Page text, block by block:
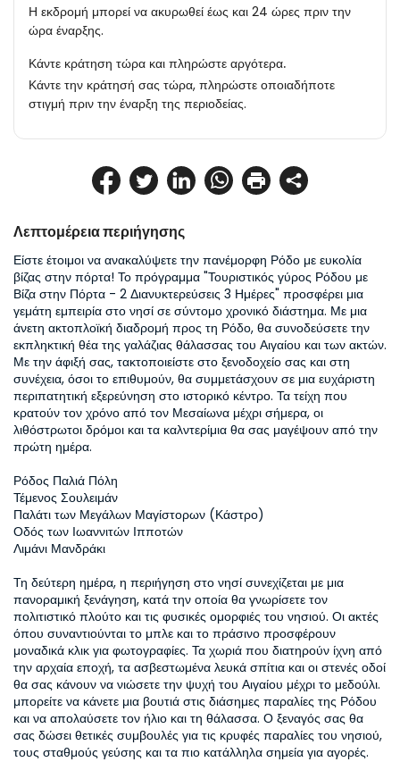
Λεπτομέρεια περιήγησης
Είστε έτοιμοι να ανακαλύψετε την πανέμορφη Ρόδο με ευκολία
βίζας στην πόρτα! Το πρόγραμμα "Τουριστικός γύρος Ρόδου με
Βίζα στην Πόρτα - 2 Διανυκτερεύσεις 3 Ημέρες" προσφέρει μια
γεμάτη εμπειρία στο νησί σε σύντομο χρονικό διάστημα. Με μια
άνετη ακτοπλοϊκή διαδρομή προς τη Ρόδο, θα συνοδεύσετε την
εκπληκτική θέα της γαλάζιας θάλασσας του Αιγαίου και των ακτών.
Με την άφιξή σας, τακτοποιείστε στο ξενοδοχείο σας και στη
συνέχεια, όσοι το επιθυμούν, θα συμμετάσχουν σε μια ευχάριστη
περιπατητική εξερεύνηση στο ιστορικό κέντρο. Τα τείχη που
κρατούν τον χρόνο από τον Μεσαίωνα μέχρι σήμερα, οι
λιθόστρωτοι δρόμοι και τα καλντερίμια θα σας μαγέψουν από την
πρώτη ημέρα.
Ρόδος Παλιά Πόλη
Τέμενος Σουλειμάν
Παλάτι των Μεγάλων Μαγίστορων (Κάστρο)
Οδός των Ιωαννιτών Ιπποτών
Λιμάνι Μανδράκι
Τη δεύτερη ημέρα, η περιήγηση στο νησί συνεχίζεται με μια
πανοραμική ξενάγηση, κατά την οποία θα γνωρίσετε τον
πολιτιστικό πλούτο και τις φυσικές ομορφιές του νησιού. Οι ακτές
όπου συναντιούνται το μπλε και το πράσινο προσφέρουν
μοναδικά κλικ για φωτογραφίες. Τα χωριά που διατηρούν ίχνη από
την αρχαία εποχή, τα ασβεστωμένα λευκά σπίτια και οι στενές οδοί
θα σας κάνουν να νιώσετε την ψυχή του Αιγαίου μέχρι το μεδούλι.
μπορείτε να κάνετε μια βουτιά στις διάσημες παραλίες της Ρόδου
και να απολαύσετε τον ήλιο και τη θάλασσα. Ο ξεναγός σας θα
σας δώσει θετικές συμβουλές για τις κρυφές παραλίες του νησιού,
τους σταθμούς γεύσης και τα πιο κατάλληλα σημεία για αγορές.
Η εκδρομή μπορεί να ακυρωθεί έως και 24 ώρες πριν την
ώρα έναρξης.
Κάντε κράτηση τώρα και πληρώστε αργότερα.
Κάντε την κράτησή σας τώρα, πληρώστε οποιαδήποτε
στιγμή πριν την έναρξη της περιοδείας.